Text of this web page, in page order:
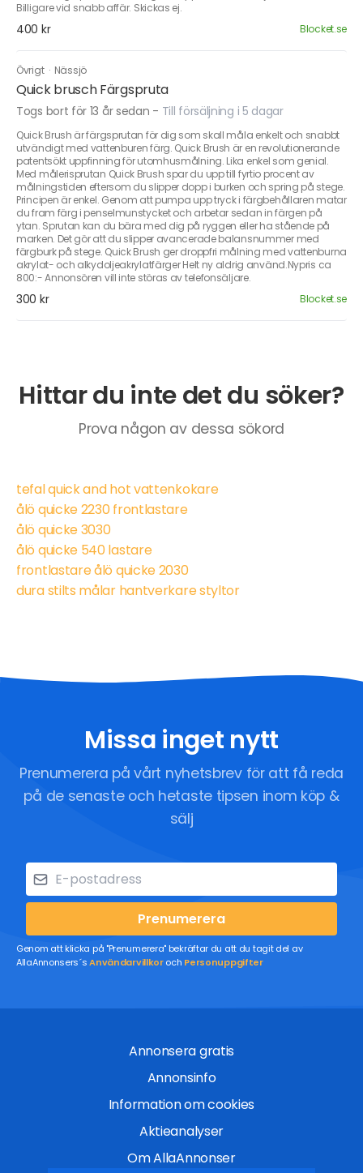
Billigare vid snabb affär. Skickas ej.
400 kr Blocket.se
Övrigt · Nässjö
Quick brusch Färgspruta
Togs bort för 13 år sedan - Till försäljning i 5 dagar
Quick Brush är färgsprutan för dig som skall måla enkelt och snabbt
utvändigt med vattenburen färg. Quick Brush är en revolutionerande
patentsökt uppfinning för utomhusmålning. Lika enkel som genial.
Med målerisprutan Quick Brush spar du upp till fyrtio procent av
målningstiden eftersom du slipper dopp i burken och spring på stege.
Principen är enkel. Genom att pumpa upp tryck i färgbehållaren matar
du fram färg i penselmunstycket och arbetar sedan in färgen på
ytan. Sprutan kan du bära med dig på ryggen eller ha stående på
marken. Det gör att du slipper avancerade balansnummer med
färgburk på stege. Quick Brush ger droppfri målning med vattenburna
akrylat- och alkydoljeakrylatfärger Helt ny aldrig använd.Nypris ca
800:- Annonsören vill inte störas av telefonsäljare.
300 kr Blocket.se
Hittar du inte det du söker?
Prova någon av dessa sökord
tefal quick and hot vattenkokare
ålö quicke 2230 frontlastare
ålö quicke 3030
ålö quicke 540 lastare
frontlastare ålö quicke 2030
dura stilts målar hantverkare styltor
Missa inget nytt
Prenumerera på vårt nyhetsbrev för att få reda
på de senaste och hetaste tipsen inom köp &
sälj
Prenumerera
Genom att klicka på "Prenumerera" bekräftar du att du tagit del av
AllaAnnonsers´sAnvändarvillkoroch Personuppgifter
Annonsera gratis
Annonsinfo
Information om cookies
Aktieanalyser
Om AllaAnnonser